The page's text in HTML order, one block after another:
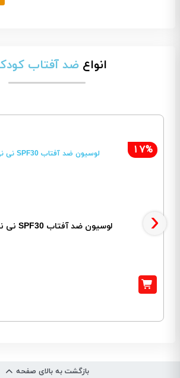
انواعضد آفتاب
17%
لوسیون ضد آفتاب SPF30 نی نی لاو ›
بازگشت به بالای صفحه